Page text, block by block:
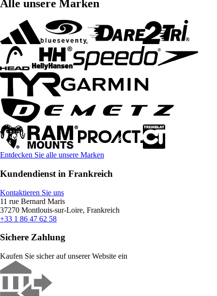
Alle unsere Marken
Entdecken Sie alle unsere Marken
Kundendienst in Frankreich
Kontaktieren Sie uns
11 rue Bernard Maris
37270 Montlouis-sur-Loire, Frankreich
+33 1 86 47 62 58
Sichere Zahlung
Kaufen Sie sicher auf unserer Website ein